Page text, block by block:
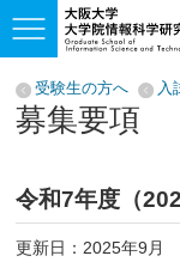
受験生の方へ 入
募集要項
令和7年度（
更新日：2025年9月